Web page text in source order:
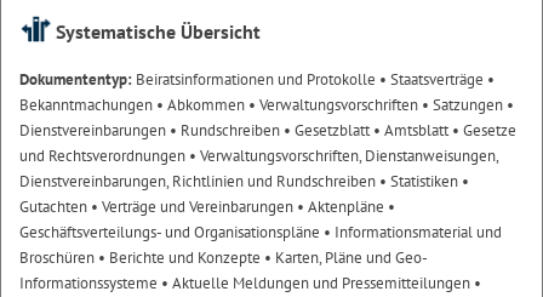
Systematische Übersicht
Dokumententyp: Beiratsinformationen und Protokolle • Staatsverträge •
Bekanntmachungen • Abkommen • Verwaltungsvorschriften • Satzungen •
Dienstvereinbarungen • Rundschreiben • Gesetzblatt• Amtsblatt• Gesetze
und Rechtsverordnungen • Verwaltungsvorschriften, Dienstanweisungen,
Dienstvereinbarungen, Richtlinien und Rundschreiben • Statistiken •
Gutachten • Verträge und Vereinbarungen • Aktenpläne •
Geschäftsverteilungs- und Organisationspläne • Informationsmaterial und
Broschüren • Berichte und Konzepte • Karten, Pläne und Geo-
Informationssysteme • Aktuelle Meldungen und Pressemitteilungen •